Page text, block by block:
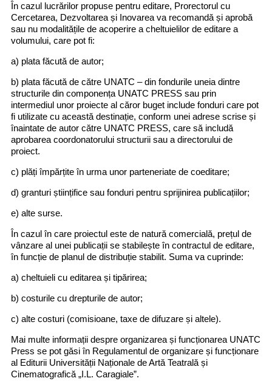
În cazul lucrărilor propuse pentru editare, Prorectorul cu
Cercetarea, Dezvoltarea și Inovarea va recomandă și aprobă
sau nu modalitățile de acoperire a cheltuielilor de editare a
volumului, care pot fi:
a) plata făcută de autor;
b) plata făcută de către UNATC – din fondurile uneia dintre
structurile din componența UNATC PRESS sau prin
intermediul unor proiecte al căror buget include fonduri care pot
fi utilizate cu această destinație, conform unei adrese scrise și
înaintate de autor către UNATC PRESS, care să includă
aprobarea coordonatorului structurii sau a directorului de
proiect.
c) plăți împărțite în urma unor parteneriate de coeditare;
d) granturi științifice sau fonduri pentru sprijinirea publicațiilor;
e) alte surse.
În cazul în care proiectul este de natură comercială, prețul de
vânzare al unei publicații se stabilește în contractul de editare,
în funcție de planul de distribuție stabilit. Suma va cuprinde:
a) cheltuieli cu editarea și tipărirea;
b) costurile cu drepturile de autor;
c) alte costuri (comisioane, taxe de difuzare și altele).
Mai multe informații despre organizarea și funcționarea UNATC
Press se pot găsi în Regulamentul de organizare și funcționare
al Editurii Universității Naționale de Artă Teatrală și
Cinematografică „I.L. Caragiale”.